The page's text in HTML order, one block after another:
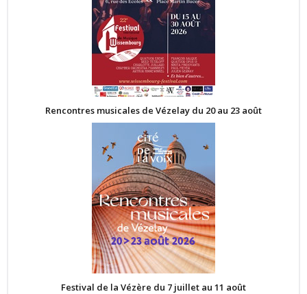
Rencontres musicales de Vézelay du 20 au 23 août
Festival de la Vézère du 7 juillet au 11 août